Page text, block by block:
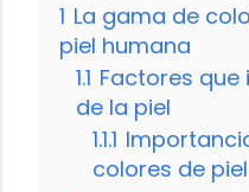
1 La gama de
piel humana
1.1 Factores que
de la piel
1.1.1
colores de piel